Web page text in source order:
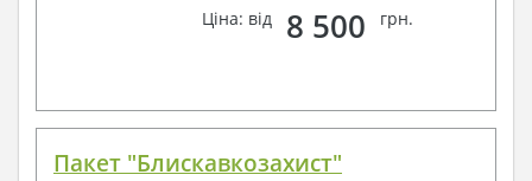
Ціна: від
8 500 грн.
Пакет "Блискавкозахист"